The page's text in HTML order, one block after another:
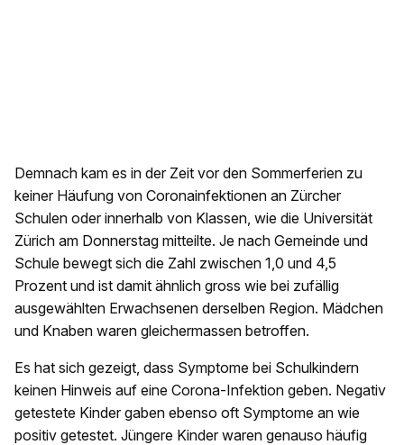
Demnach kam es in der Zeit vor den Sommerferien zu
keiner Häufung von Coronainfektionen an Zürcher
Schulen oder innerhalb von Klassen, wie die Universität
Zürich am Donnerstag mitteilte. Je nach Gemeinde und
Schule bewegt sich die Zahl zwischen 1,0 und 4,5
Prozent und ist damit ähnlich gross wie bei zufällig
ausgewählten Erwachsenen derselben Region. Mädchen
und Knaben waren gleichermassen betroffen.
Es hat sich gezeigt, dass Symptome bei Schulkindern
keinen Hinweis auf eine Corona-Infektion geben. Negativ
getestete Kinder gaben ebenso oft Symptome an wie
positiv getestet. Jüngere Kinder waren genauso häufig